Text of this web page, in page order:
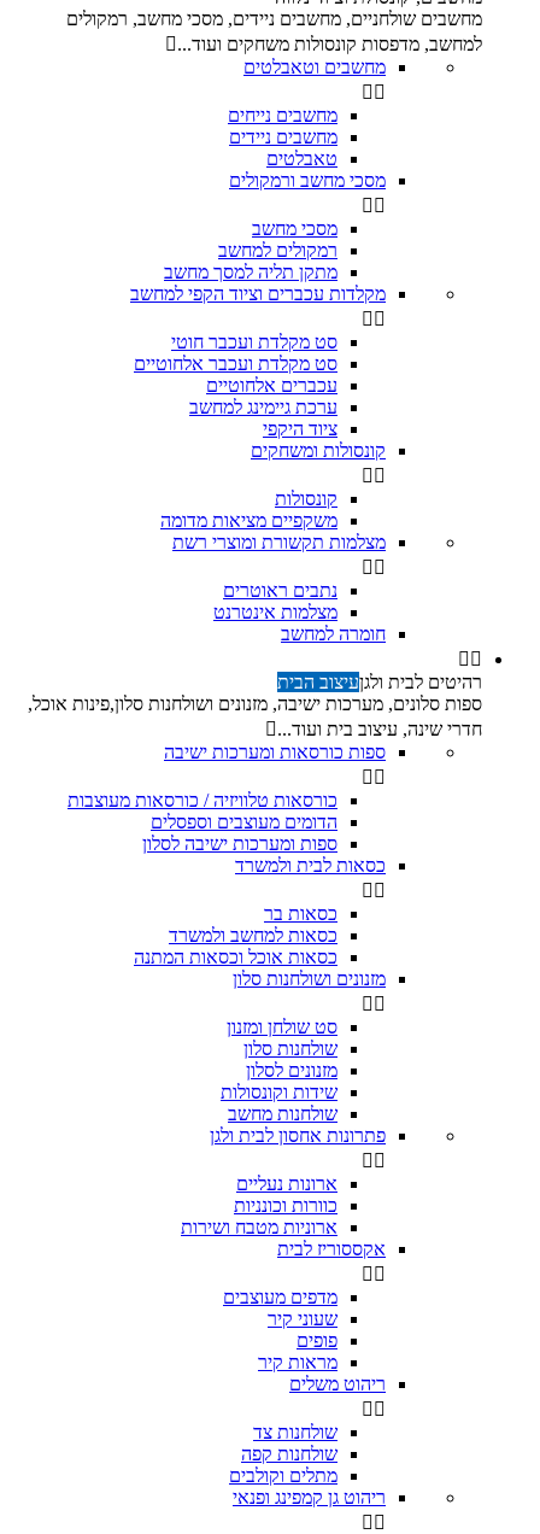
מחשבים שולחניים, מחשבים ניידים, מסכי מחשב, רמקולים
למחשב, מדפסות קונסולות משחקים ועוד...
מחשבים וטאבלטים
 
מחשבים נייחים
מחשבים ניידים
טאבלטים
מסכי מחשב ורמקולים
 
מסכי מחשב
רמקולים למחשב
מתקן תליה למסך מחשב
מקלדות עכברים וציוד הקפי למחשב
 
סט מקלדת ועכבר חוטי
סט מקלדת ועכבר אלחוטיים
עכברים אלחוטיים
ערכת גיימינג למחשב
ציוד היקפי
קונסולות ומשחקים
 
קונסולות
משקפיים מציאות מדומה
מצלמות תקשורת ומוצרי רשת
 
נתבים ראוטרים
מצלמות אינטרנט
חומרה למחשב
 
רהיטים לבית ולגןעיצוב הבית
ספות סלונים, מערכות ישיבה, מזנונים ושולחנות סלון,פינות אוכל,
חדרי שינה, עיצוב בית ועוד...
ספות כורסאות ומערכות ישיבה
 
כורסאות טלוויזיה / כורסאות מעוצבות
הדומים מעוצבים וספסלים
ספות ומערכות ישיבה לסלון
כסאות לבית ולמשרד
 
כסאות בר
כסאות למחשב ולמשרד
כסאות אוכל וכסאות המתנה
מזנונים ושולחנות סלון
 
סט שולחן ומזנון
שולחנות סלון
מזנונים לסלון
שידות וקונסולות
שולחנות מחשב
פתרונות אחסון לבית ולגן
 
ארונות נעליים
כוורות וכונניות
ארוניות מטבח ושירות
אקססוריז לבית
 
מדפים מעוצבים
שעוני קיר
פופים
מראות קיר
ריהוט משלים
 
שולחנות צד
שולחנות קפה
מתלים וקולבים
ריהוט גן קמפינג ופנאי
 